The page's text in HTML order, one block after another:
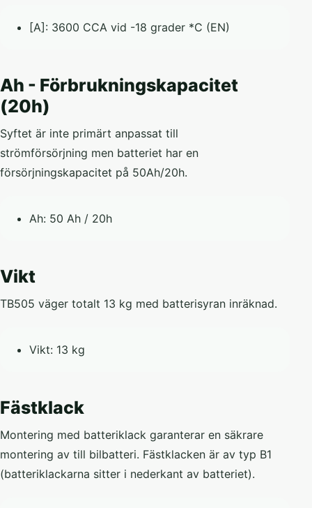
[A]: 3600 CCA vid -18 grader *C (EN)
Ah - Förbrukningskapacitet
(20h)
Syftet är inte primärt anpassat till
strömförsörjning men batteriet har en
försörjningskapacitet på 50Ah/20h.
Ah: 50 Ah / 20h
Vikt
TB505 väger totalt 13 kg med batterisyran inräknad.
Vikt: 13 kg
Fästklack
Montering med batteriklack garanterar en säkrare
montering av till bilbatteri. Fästklacken är av typ B1
(batteriklackarna sitter i nederkant av batteriet).